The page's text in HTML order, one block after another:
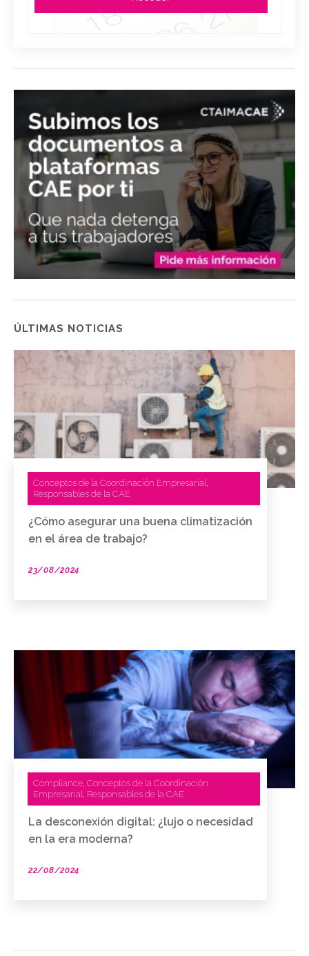
ÚLTIMAS NOTICIAS
Conceptos de la Coordinación Empresarial,
Responsables de la CAE
¿Cómo asegurar una buena climatización
en el área de trabajo?
23/08/2024
Compliance, Conceptos de la Coordinación
Empresarial, Responsables de la CAE
La desconexión digital: ¿lujo o necesidad
en la era moderna?
22/08/2024